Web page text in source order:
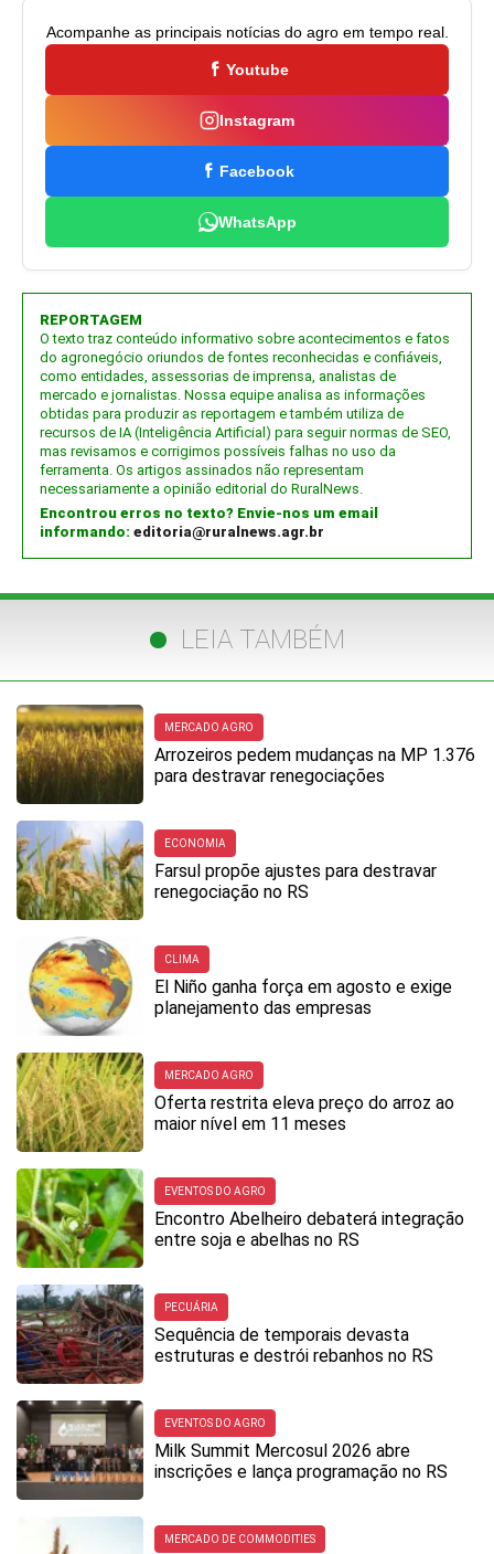
Acompanhe as principais notícias do agro em tempo real.
Youtube
Instagram
Facebook
WhatsApp
REPORTAGEM
O texto traz conteúdo informativo sobre acontecimentos e fatos
do agronegócio oriundos de fontes reconhecidas e confiáveis,
como entidades, assessorias de imprensa, analistas de
mercado e jornalistas. Nossa equipe analisa as informações
obtidas para produzir as reportagem e também utiliza de
recursos de IA (Inteligência Artificial) para seguir normas de SEO,
mas revisamos e corrigimos possíveis falhas no uso da
ferramenta. Os artigos assinados não representam
necessariamente a opinião editorial do RuralNews.
Encontrou erros no texto? Envie-nos um email
informando: editoria@ruralnews.agr.br
LEIA TAMBÉM
MERCADO AGRO
Arrozeiros pedem mudanças na MP 1.376
para destravar renegociações
ECONOMIA
Farsul propõe ajustes para destravar
renegociação no RS
CLIMA
El Niño ganha força em agosto e exige
planejamento das empresas
MERCADO AGRO
Oferta restrita eleva preço do arroz ao
maior nível em 11 meses
EVENTOS DO AGRO
Encontro Abelheiro debaterá integração
entre soja e abelhas no RS
PECUÁRIA
Sequência de temporais devasta
estruturas e destrói rebanhos no RS
EVENTOS DO AGRO
Milk Summit Mercosul 2026 abre
inscrições e lança programação no RS
MERCADO DE COMMODITIES